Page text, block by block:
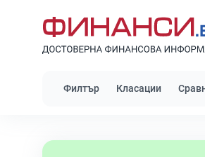
Филтър Класации